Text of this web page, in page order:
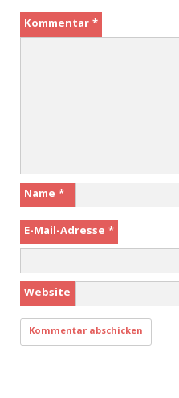
Kommentar*
Name *
E-Mail-Adresse *
Website